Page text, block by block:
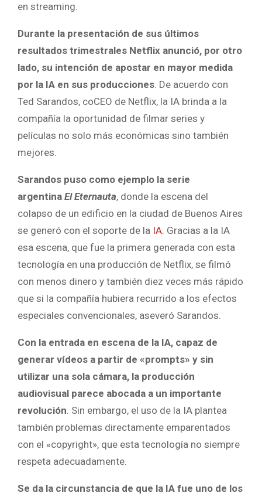
en streaming.
Durante la presentación de sus últimos
resultados trimestrales Netflix anunció, por otro
lado, su intención de apostar en mayor medida
por la IA en sus producciones. De acuerdo con
Ted Sarandos, coCEO de Netflix, la IA brinda a la
compañía la oportunidad de filmar series y
películas no solo más económicas sino también
mejores.
Sarandos puso como ejemplo la serie
argentina El Eternauta, donde la escena del
colapso de un edificio en la ciudad de Buenos Aires
se generó con el soporte de la IA. Gracias a la IA
esa escena, que fue la primera generada con esta
tecnología en una producción de Netflix, se filmó
con menos dinero y también diez veces más rápido
que si la compañía hubiera recurrido a los efectos
especiales convencionales, aseveró Sarandos.
Con la entrada en escena de la IA, capaz de
generar vídeos a partir de «prompts» y sin
utilizar una sola cámara, la producción
audiovisual parece abocada a un importante
revolución. Sin embargo, el uso de la IA plantea
también problemas directamente emparentados
con el «copyright», que esta tecnología no siempre
respeta adecuadamente.
Se da la circunstancia de que la IA fue uno de los